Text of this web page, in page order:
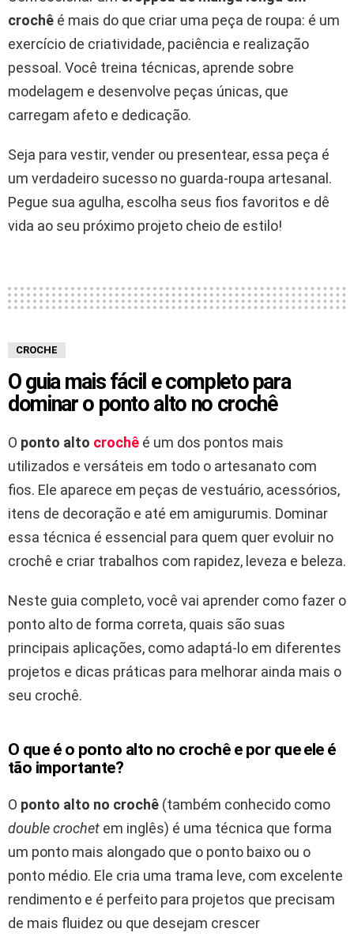
crochê é mais do que criar uma peça de roupa: é um
exercício de criatividade, paciência e realização
pessoal. Você treina técnicas, aprende sobre
modelagem e desenvolve peças únicas, que
carregam afeto e dedicação.
Seja para vestir, vender ou presentear, essa peça é
um verdadeiro sucesso no guarda-roupa artesanal.
Pegue sua agulha, escolha seus fios favoritos e dê
vida ao seu próximo projeto cheio de estilo!
CROCHE
O guia mais fácil e completo para
dominar o ponto alto no crochê
O ponto alto crochê é um dos pontos mais
utilizados e versáteis em todo o artesanato com
fios. Ele aparece em peças de vestuário, acessórios,
itens de decoração e até em amigurumis. Dominar
essa técnica é essencial para quem quer evoluir no
crochê e criar trabalhos com rapidez, leveza e beleza.
Neste guia completo, você vai aprender como fazer o
ponto alto de forma correta, quais são suas
principais aplicações, como adaptá-lo em diferentes
projetos e dicas práticas para melhorar ainda mais o
seu crochê.
O que é o ponto alto no crochê e por que ele é
tão importante?
O ponto alto no crochê (também conhecido como
double crochet em inglês) é uma técnica que forma
um ponto mais alongado que o ponto baixo ou o
ponto médio. Ele cria uma trama leve, com excelente
rendimento e é perfeito para projetos que precisam
de mais fluidez ou que desejam crescer